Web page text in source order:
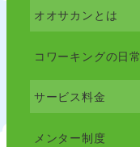
オオサカンとは
コワーキングの日常
サービス料金
メンター制度